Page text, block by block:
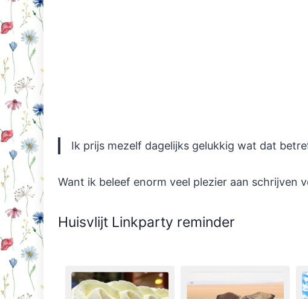
Ik prijs mezelf dagelijks gelukkig wat dat
Want ik beleef enorm veel plezier aan schrijven
Huisvlijt Linkparty reminder